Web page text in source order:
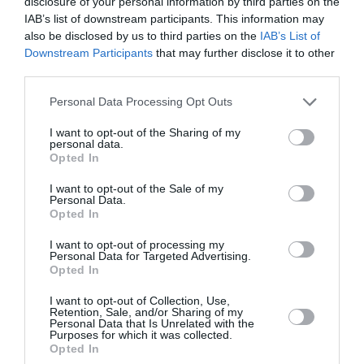
IAB’s list of downstream participants. This information may
also be disclosed by us to third parties on the IAB’s List of
Downstream Participants that may further disclose it to other
Please note that this website/app uses one or more Google
not limited to your visit or usage behaviour. You may click to
grant or deny consent to Google and its third-party tags to
use your data for below specified purposes in below Google
consent section.
Personal Data Processing Opt Outs
I want to opt-out of the Sharing of my
personal data.
Opted In
I want to opt-out of the Sale of my
Personal Data.
Opted In
I want to opt-out of processing my
Personal Data for Targeted Advertising.
Opted In
I want to opt-out of Collection, Use,
Retention, Sale, and/or Sharing of my
Personal Data that Is Unrelated with the
Purposes for which it was collected.
Opted In
17:04 | 08 Αυγούστου 2026 Ελλάδα
Αλεξανδρούπολη: Χωρίς τις
αισθήσεις του ανασύρθηκε